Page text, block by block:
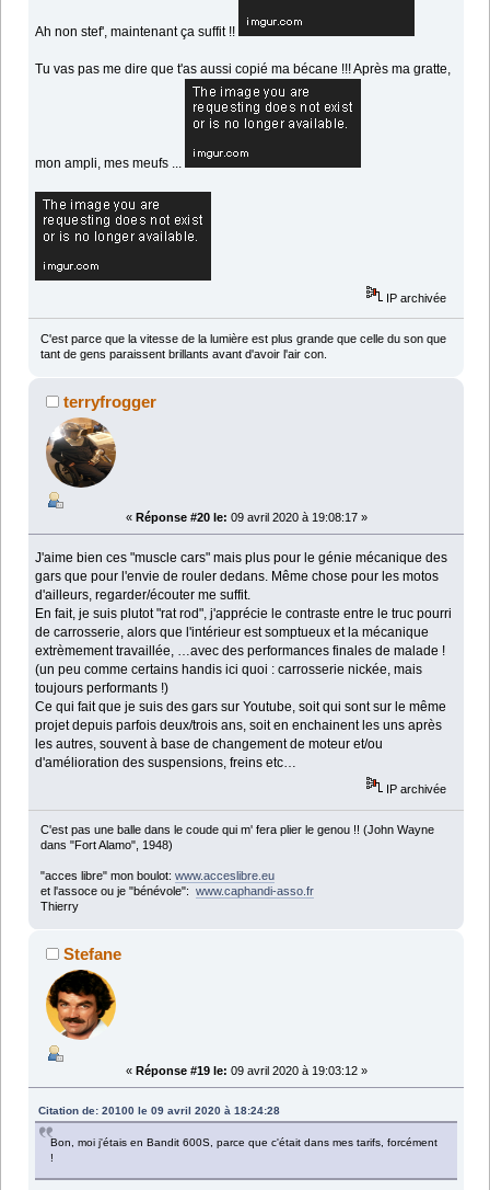
Ah non stef', maintenant ça suffit !!
Tu vas pas me dire que t'as aussi copié ma bécane !!! Après ma gratte,
mon ampli, mes meufs ...
IP archivée
C'est parce que la vitesse de la lumière est plus grande que celle du son que
tant de gens paraissent brillants avant d'avoir l'air con.
terryfrogger
« Réponse #20 le: 09 avril 2020 à 19:08:17 »
J'aime bien ces "muscle cars" mais plus pour le génie mécanique des
gars que pour l'envie de rouler dedans. Même chose pour les motos
d'ailleurs, regarder/écouter me suffit.
En fait, je suis plutot "rat rod", j'apprécie le contraste entre le truc pourri
de carrosserie, alors que l'intérieur est somptueux et la mécanique
extrèmement travaillée, …avec des performances finales de malade !
(un peu comme certains handis ici quoi : carrosserie nickée, mais
toujours performants !)
Ce qui fait que je suis des gars sur Youtube, soit qui sont sur le même
projet depuis parfois deux/trois ans, soit en enchainent les uns après
les autres, souvent à base de changement de moteur et/ou
d'amélioration des suspensions, freins etc…
IP archivée
C'est pas une balle dans le coude qui m' fera plier le genou !! (John Wayne
dans "Fort Alamo", 1948)
"acces libre" mon boulot: www.acceslibre.eu
et l'assoce ou je "bénévole": www.caphandi-asso.fr
Thierry
Stefane
« Réponse #19 le: 09 avril 2020 à 19:03:12 »
Citation de: 20100 le 09 avril 2020 à 18:24:28
Bon, moi j'étais en Bandit 600S, parce que c'était dans mes tarifs, forcément
!